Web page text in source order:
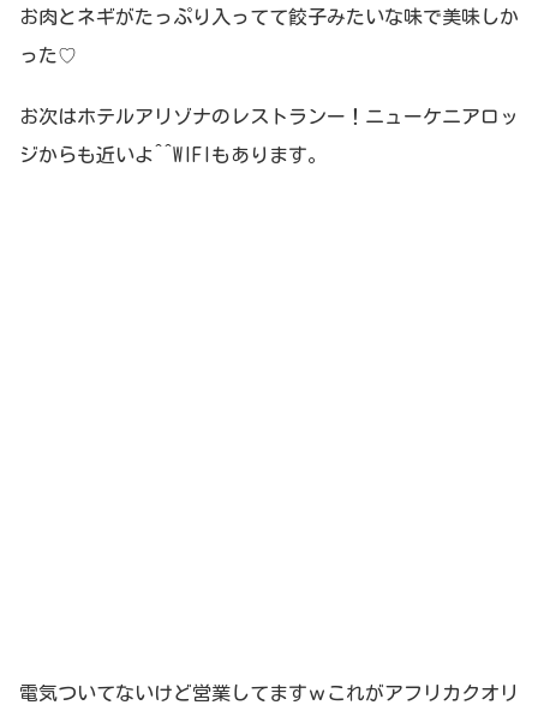
お肉とネギがたっぷり入ってて餃子みたいな味で美味しか
った♡
お次はホテルアリゾナのレストランー！ニューケニアロッ
ジからも近いよ^^WIFIもあります。
電気ついてないけど営業してますｗこれがアフリカクオリ